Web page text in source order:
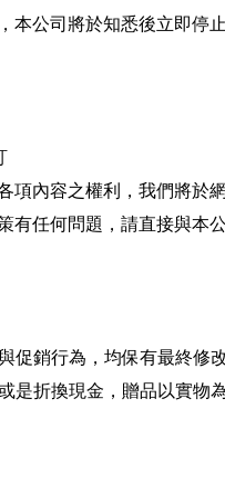
本公司將於知悉後立即停
項內容之權利，我們將
有任何問題，請直接與本公
促銷行為，均保有最終修
是折換現金，贈品以實物